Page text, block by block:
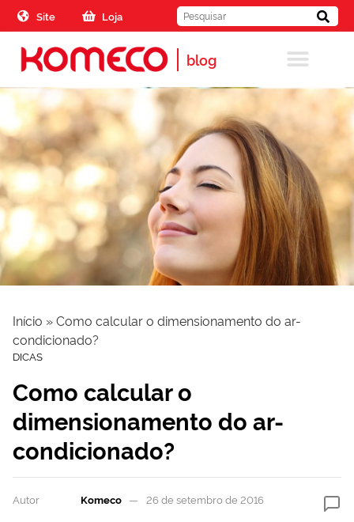
Skip to the content
Site Loja
blog
Início »Como calcular o dimensionamento do ar-
condicionado?
DICAS
Como calcular o
dimensionamento do ar-
condicionado?
Autor Komeco 26 de setembro de 2016